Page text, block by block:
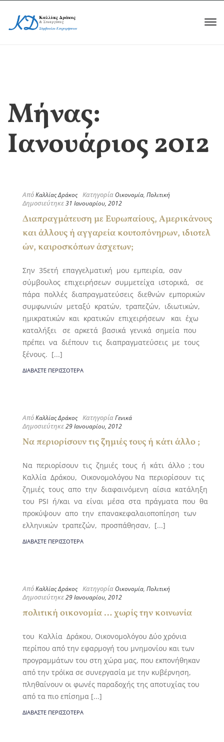
Μήνας:
Ιανουάριος 2012
ΑπόΚαλλίας Δράκος Κατηγορία Οικονομία, Πολιτική
Δημοσιεύτηκε31 Ιανουαρίου, 2012
Διαπραγμάτευση με Ευρωπαίους, Αμερικάνους
και άλλους ή αγγαρεία κουτοπόνηρων, ιδιοτελ
ών, καιροσκόπων άσχετων;
Σην 35ετή επαγγελματική μου εμπειρία, σαν
σύμβουλος επιχειρήσεων συμμετείχα ιστορικά, σε
πάρα πολλές διαπραγματεύσεις διεθνών εμπορικών
συμφωνιών μεταξύ κρατών, τραπεζών, ιδιωτικών,
ημικρατικών και κρατικών επιχειρήσεων και έχω
καταλήξει σε αρκετά βασικά γενικά σημεία που
πρέπει να διέπουν τις διαπραγματεύσεις με τους
ξένους. [...]
ΔΙΑΒΆΣΤΕ ΠΕΡΙΣΣΌΤΕΡΑ
ΑπόΚαλλίας Δράκος ΚατηγορίαΓενικά
Δημοσιεύτηκε29 Ιανουαρίου, 2012
Να περιορίσουν τις ζημιές τους ή κάτι άλλο ;
Να περιορίσουν τις ζημιές τους ή κάτι άλλο ; του
Καλλία Δράκου, Οικονομολόγου Να περιορίσουν τις
ζημιές τους απο την διαφαινόμενη αίσια κατάληξη
του PSI ή/και να είναι μέσα στα πράγματα που θα
προκύψουν απο την επανακεφαλαιοποπίηση των
ελληνικών τραπεζών, προσπάθησαν, [...]
ΔΙΑΒΆΣΤΕ ΠΕΡΙΣΣΌΤΕΡΑ
ΑπόΚαλλίας Δράκος Κατηγορία Οικονομία, Πολιτική
Δημοσιεύτηκε29 Ιανουαρίου, 2012
πολιτική οικονομία … χωρίς την κοινωνία
του Καλλία Δράκου, Οικονομολόγου Δύο χρόνια
περίπου από την εφαρμογή του μνημονίου και των
προγραμμάτων του στη χώρα μας, που εκπονήθηκαν
από την τρόϊκα σε συνεργασία με την κυβέρνηση,
πληθαίνουν οι φωνές παραδοχής της αποτυχίας του
από τα πιο επίσημα [...]
ΔΙΑΒΆΣΤΕ ΠΕΡΙΣΣΌΤΕΡΑ